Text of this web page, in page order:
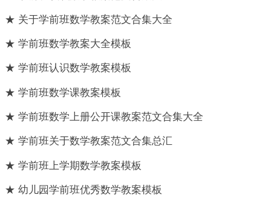
★ 关于学前班数学教案范文合集大全
★ 学前班数学教案大全模板
★ 学前班认识数学教案模板
★ 学前班数学课教案模板
★ 学前班数学上册公开课教案范文合集大全
★ 学前班关于数学教案范文合集总汇
★ 学前班上学期数学教案模板
★ 幼儿园学前班优秀数学教案模板